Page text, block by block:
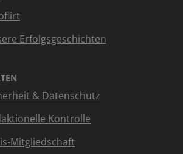
Erfolgsgeschichten
& Datenschutz
Kontrolle
Mitgliedschaft